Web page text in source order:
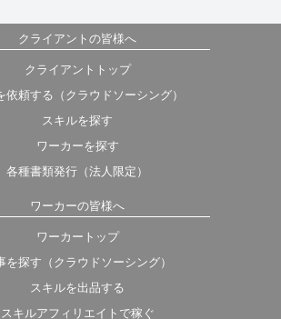
クライアントの皆様へ
クライアントトップ
依頼する（クラウドソーシング）
スキルを探す
ワーカーを探す
各種書類発行（法人限定）
ワーカーの皆様へ
ワーカートップ
を探す（クラウドソーシング）
スキルを出品する
スキルアフィリエイトで稼ぐ